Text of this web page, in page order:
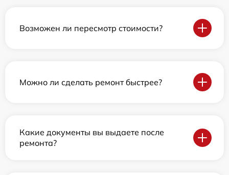
Возможен ли пересмотр стоимости?
Можно ли сделать ремонт быстрее?
Какие документы вы выдаете после
ремонта?